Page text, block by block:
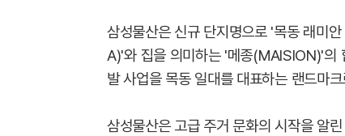
삼성물산은 신규 단지명으로 '목동 래미
A)'와 집을 의미하는 '메종(MAISION)'의
발 사업을 목동 일대를 대표하는 랜드마
삼성물산은 고급 주거 문화의 시작을 알